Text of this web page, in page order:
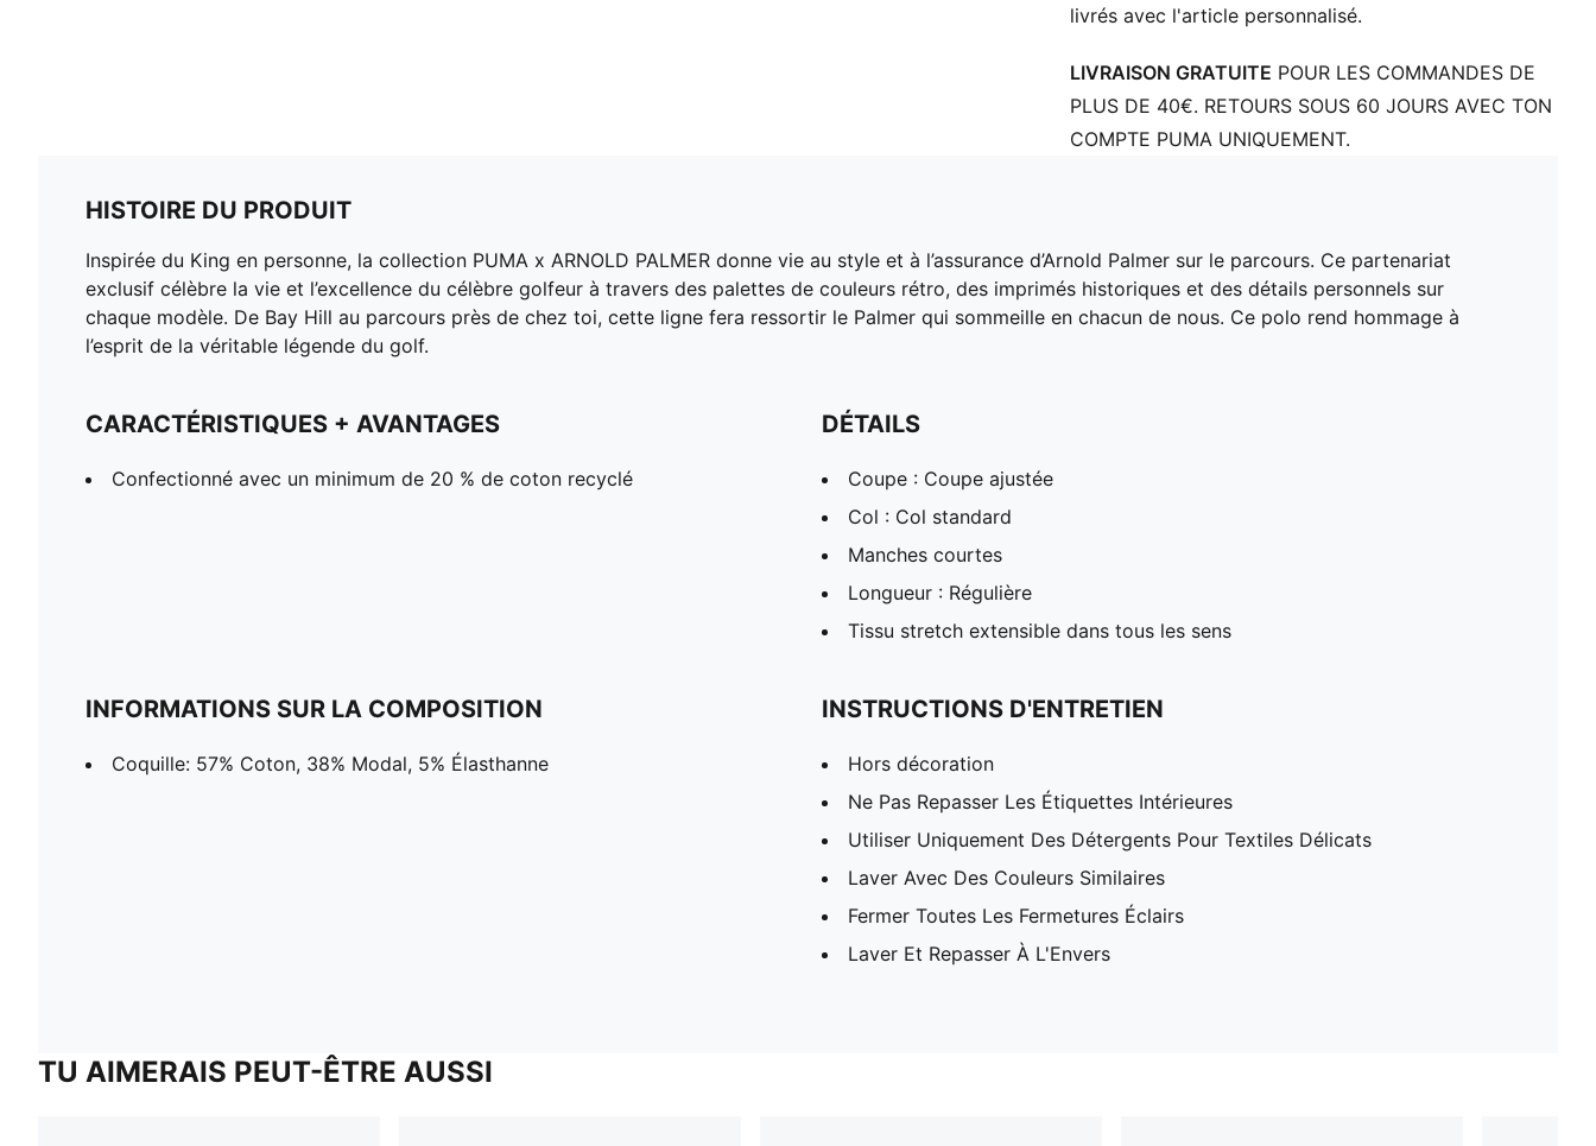
livrés avec l'article personnalisé.
LIVRAISON GRATUITE POUR LES COMMANDES DE
PLUS DE 40€. RETOURS SOUS 60 JOURS AVEC TON
COMPTE PUMA UNIQUEMENT.
HISTOIRE DU PRODUIT
Inspirée du King en personne, la collection PUMA x ARNOLD PALMER donne vie au style et à l’assurance d’Arnold Palmer sur le parcours. Ce partenariat
exclusif célèbre la vie et l’excellence du célèbre golfeur à travers des palettes de couleurs rétro, des imprimés historiques et des détails personnels sur
chaque modèle. De Bay Hill au parcours près de chez toi, cette ligne fera ressortir le Palmer qui sommeille en chacun de nous. Ce polo rend hommage à
l’esprit de la véritable légende du golf.
CARACTÉRISTIQUES + AVANTAGES
Confectionné avec un minimum de 20 % de coton recyclé
DÉTAILS
Coupe : Coupe ajustée
Col : Col standard
Manches courtes
Longueur : Régulière
Tissu stretch extensible dans tous les sens
INFORMATIONS SUR LA COMPOSITION
Coquille: 57% Coton, 38% Modal, 5% Élasthanne
INSTRUCTIONS D'ENTRETIEN
Hors décoration
Ne Pas Repasser Les Étiquettes Intérieures
Utiliser Uniquement Des Détergents Pour Textiles Délicats
Laver Avec Des Couleurs Similaires
Fermer Toutes Les Fermetures Éclairs
Laver Et Repasser À L'Envers
TU AIMERAIS PEUT-ÊTRE AUSSI